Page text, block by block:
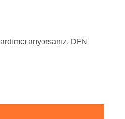
arıyorsanız, DFN